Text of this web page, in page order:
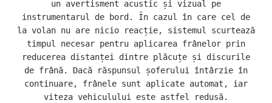
un avertisment acustic și vizual pe
instrumentarul de bord. În cazul în care cel de
la volan nu are nicio reacție, sistemul scurtează
timpul necesar pentru aplicarea frânelor prin
reducerea distanței dintre plăcuțe și discurile
de frână. Dacă răspunsul șoferului întârzie în
continuare, frânele sunt aplicate automat, iar
viteza vehiculului este astfel redusă.